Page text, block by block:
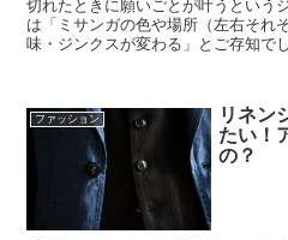
切れたときに願いごとが叶うという
は「ミサンガの色や場所（左右それ
味・ジンクスが変わる」とご存知で
ファッション
リネン
たい！
の？